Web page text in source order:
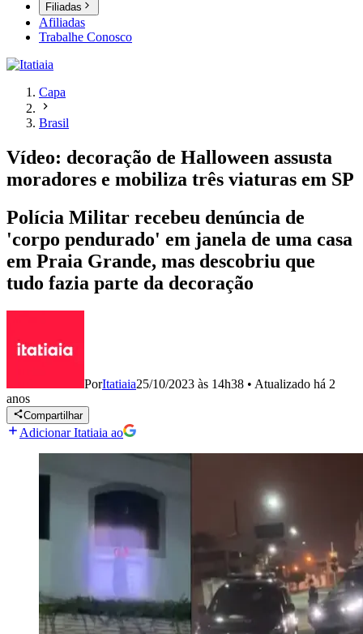
Filiadas
Afiliadas
Trabalhe Conosco
Capa
Brasil
Vídeo: decoração de Halloween assusta
moradores e mobiliza três viaturas em SP
Polícia Militar recebeu denúncia de
'corpo pendurado' em janela de uma casa
em Praia Grande, mas descobriu que
tudo fazia parte da decoração
PorItatiaia25/10/2023 às 14h38 • Atualizado há 2
anos
Compartilhar
Adicionar Itatiaia ao